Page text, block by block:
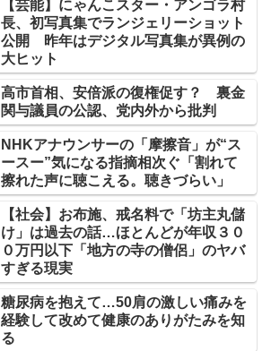
【芸能】にゃんこスター・アンゴラ村
長、初写真集でランジェリーショット
公開 昨年はデジタル写真集が異例の
大ヒット
高市首相、安倍派の復権促す？ 裏金
関与議員の公認、党内外から批判
NHKアナウンサーの「摩擦音」が“ス
ースー”気になる指摘相次ぐ「割れて
擦れた声に聴こえる。聴きづらい」
【社会】お布施、戒名料で「坊主丸儲
け」は過去の話…ほとんどが年収３０
０万円以下「地方の寺の僧侶」のヤバ
すぎる現実
糖尿病を抱えて…50肩の激しい痛みを
経験して改めて健康のありがたみを知
る